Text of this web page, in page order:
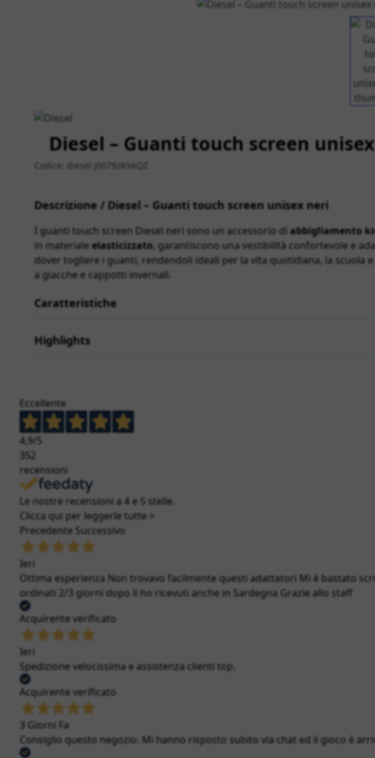
Diesel – Guanti touch screen
Codice: diesel-J00792KYAQZ
Descrizione / Diesel – Guanti touch screen unisex neri
I guanti touch screen Diesel neri sono un accessorio di abbigliamento
in materiale elasticizzato, garantiscono una vestibilità confortevole e
dover togliere i guanti, rendendoli ideali per la vita quotidiana, la
a giacche e cappotti invernali.
Caratteristiche
Highlights
Eccellente
4,9/5
352
recensioni
Le nostre recensioni a 4 e 5 stelle.
Clicca qui per leggerle tutte >
Precedente Successivo
Ieri
Ottima esperienza Non trovavo facilmente questi adattatori Mi è bastato
ordinati 2/3 giorni dopo li ho ricevuti anche in Sardegna Grazie allo staff
Acquirente verificato
Ieri
Spedizione velocissima e assistenza clienti top.
Acquirente verificato
3 Giorni Fa
Consiglio questo negozio. Mi hanno risposto subito via chat ed il gioco è